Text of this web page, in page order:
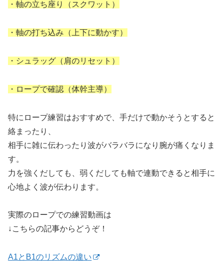
・軸の立ち座り（スクワット）
・軸の打ち込み（上下に動かす）
・シュラッグ（肩のリセット）
・ロープで確認（体幹主導）
特にロープ練習はおすすめで、手だけで動かそうとすると
絡まったり、
相手に雑に伝わったり波がバラバラになり腕が痛くなりま
す。
力を強くだしても、弱くだしても軸で連動できると相手に
心地よく波が伝わります。
実際のロープでの練習動画は
↓こちらの記事からどうぞ！
A1とB1のリズムの違い